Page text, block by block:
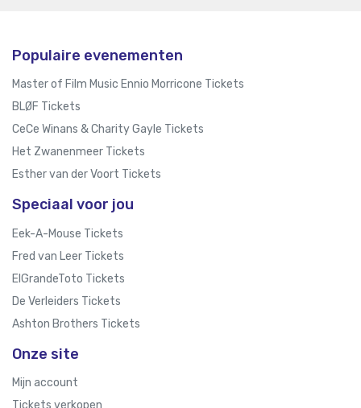
Populaire evenementen
Master of Film Music Ennio Morricone Tickets
BLØF Tickets
CeCe Winans & Charity Gayle Tickets
Het Zwanenmeer Tickets
Esther van der Voort Tickets
Speciaal voor jou
Eek-A-Mouse Tickets
Fred van Leer Tickets
ElGrandeToto Tickets
De Verleiders Tickets
Ashton Brothers Tickets
Onze site
Mijn account
Tickets verkopen